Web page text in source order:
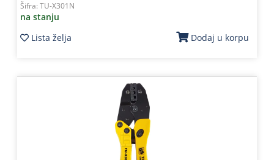
Šifra: TU-X301N
na stanju
Lista želja
Dodaj u korpu